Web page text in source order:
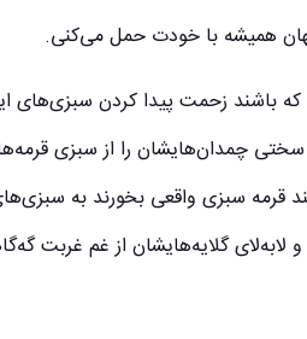
همیشه با خودت حمل می‌کنی.
باشند زحمت پیدا کردن سبزی‌های
چمدان‌هایشان را از سبزی‌
قرمه سبزی واقعی بخورند به
لابه‌لای گلایه‌هایشان از غم غربت